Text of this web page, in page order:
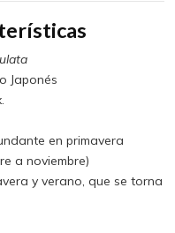
Japonés
en primavera
a noviembre)
y verano, que se torna